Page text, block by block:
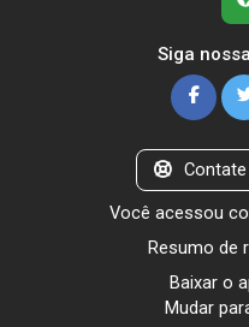
Siga
Você acessou
Resumo de
Baixar o
Mudar